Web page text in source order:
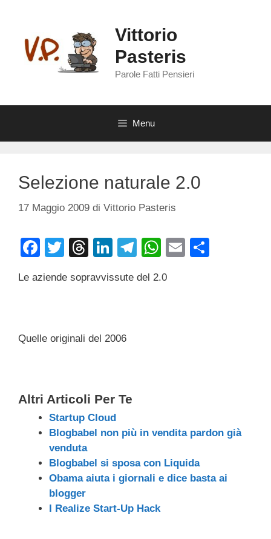
contenuto
Vittorio
Pasteris
Parole Fatti Pensieri
Menu
Selezione naturale 2.0
17 Maggio 2009 di Vittorio Pasteris
F
c
o
T
tt
T
e
s
Li
k
n
T
e
W
at
E
Le aziende sopravvissute del 2.0
Quelle originali del 2006
Altri Articoli Per Te
Startup Cloud
Blogbabel non più in vendita pardon già
venduta
Blogbabel si sposa con Liquida
Obama aiuta i giornali e dice basta ai
blogger
I Realize Start-Up Hack